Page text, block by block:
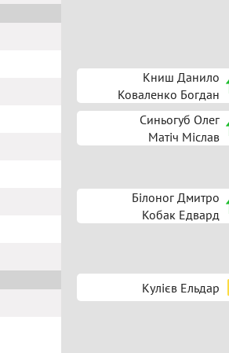
Книш Данило
Коваленко Богдан
Синьогуб Олег
Матіч Міслав
Білоног Дмитро
Кобак Едвард
Кулієв Ельдар